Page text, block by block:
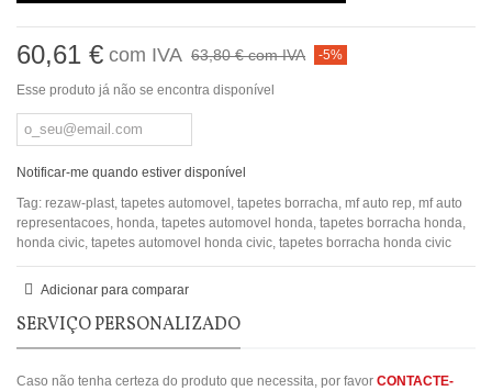
60,61 € com IVA 63,80 €com IVA -5%
Esse produto já não se encontra disponível
Notificar-me quando estiver disponível
Tag: rezaw-plast, tapetes automovel , tapetes borracha, mf auto rep, mf auto
representacoes, honda, tapetes automovel honda, tapetes borracha honda,
honda civic, tapetes automovel honda civic, tapetes borracha honda civic
Adicionar para comparar
SERVIÇO PERSONALIZADO
Caso não tenha certeza do produto que necessita, por favor CONTACTE-